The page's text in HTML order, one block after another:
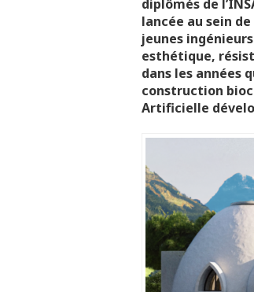
diplômés de
lancée au sein
jeunes
esthétique,
dans les années
construction
Artificielle